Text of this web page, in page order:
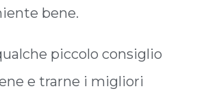
bene.
piccolo consiglio
e trarne i migliori